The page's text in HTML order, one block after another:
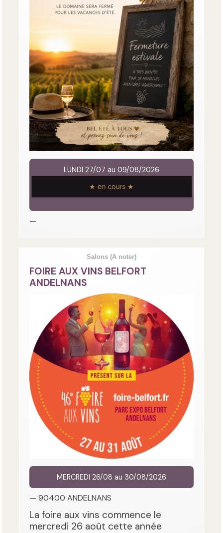
LUNDI 27/07 au 09/08/2026
★ en cours ★
—
Salons (A noter)
FOIRE AUX VINS BELFORT
ANDELNANS
MERCREDI 26/08 au 30/08/2026
— 90400 ANDELNANS
La foire aux vins commence le
mercredi 26 août cette année